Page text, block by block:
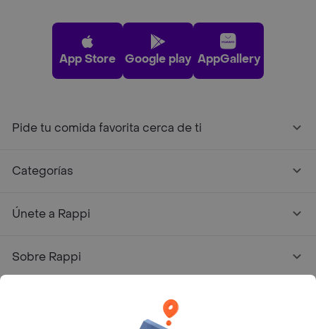
App Store Google play AppGallery
Pide tu comida favorita cerca de ti
Categorías
Únete a Rappi
Sobre Rappi
Facebook
TwitterInstagram